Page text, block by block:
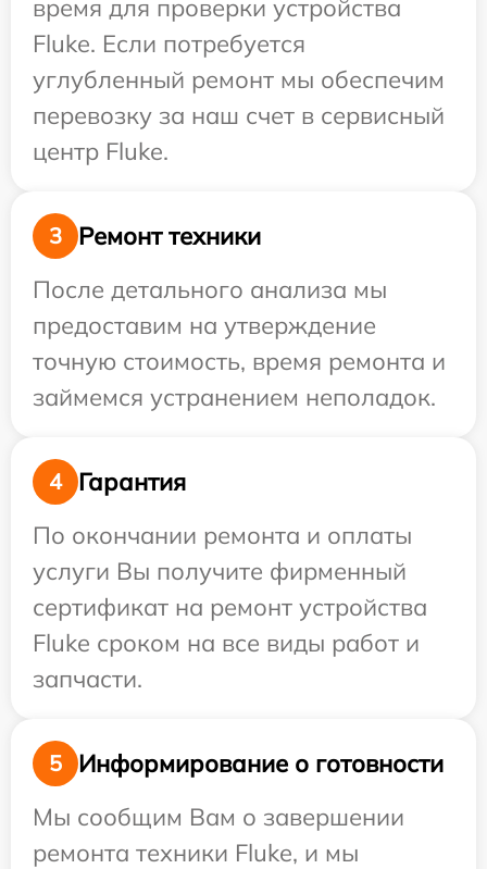
время для проверки устройства
Fluke. Если потребуется
углубленный ремонт мы обеспечим
перевозку за наш счет в сервисный
центр Fluke.
3
Ремонт техники
После детального анализа мы
предоставим на утверждение
точную стоимость, время ремонта и
займемся устранением неполадок.
4
Гарантия
По окончании ремонта и оплаты
услуги Вы получите фирменный
сертификат на ремонт устройства
Fluke сроком на все виды работ и
запчасти.
5
Информирование о готовности
Мы сообщим Вам о завершении
ремонта техники Fluke, и мы